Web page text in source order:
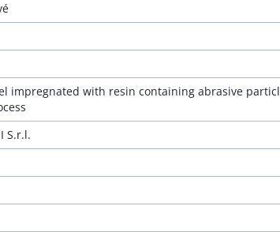
impregnated with resin containing abrasive
S.r.l.